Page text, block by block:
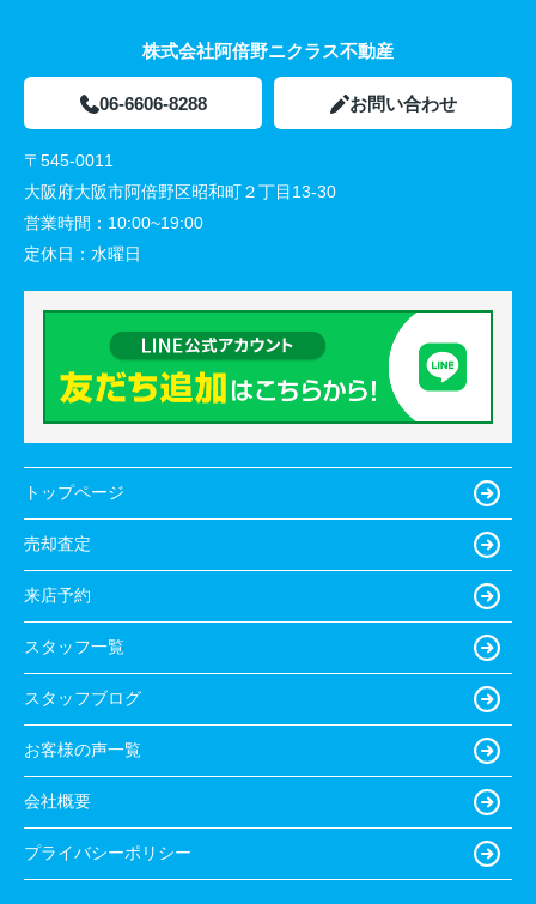
株式会社阿倍野ニクラス不動産
06-6606-8288 お問い合わせ
〒545-0011
大阪府大阪市阿倍野区昭和町２丁目13-30
営業時間： 10:00~19:00
定休日： 水曜日
トップページ
売却査定
来店予約
スタッフ一覧
スタッフブログ
お客様の声一覧
会社概要
プライバシーポリシー